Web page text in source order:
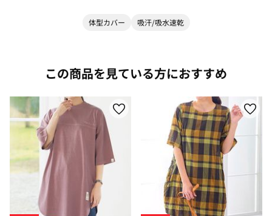
体型カバー 吸汗/吸水速乾
この商品を見ている方におすすめ